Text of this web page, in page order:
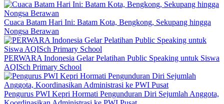
Cuaca Batam Hari Ini: Batam Kota, Bengkong, Sekupang hingga
Nongsa Berawan
PERWARA Indonesia Gelar Pelatihan Public Speaking untuk Siswa
AQISch Primary School
Pengurus PWI Kepri Hormati Pengunduran Diri Sejumlah Anggota,